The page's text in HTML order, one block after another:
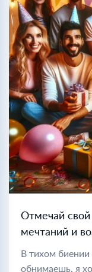
Отмечай
мечтаний и
В тихом биении
обнимаешь, я